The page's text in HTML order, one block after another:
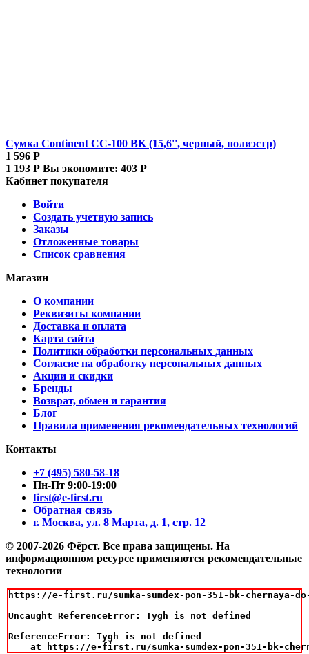
Сумка Continent CC-100 BK (15,6'', черный, полиэстр)
1 596 Р
1 193 Р Вы экономите: 403 Р
Кабинет покупателя
Войти
Создать учетную запись
Заказы
Отложенные товары
Список сравнения
Магазин
О компании
Реквизиты компании
Доставка и оплата
Карта сайта
Политики обработки персональных данных
Согласие на обработку персональных данных
Акции и скидки
Бренды
Возврат, обмен и гарантия
Блог
Правила применения рекомендательных технологий
Контакты
+7 (495) 580-58-18
Пн-Пт 9:00-19:00
first@e-first.ru
Обратная связь
г. Москва, ул. 8 Марта, д. 1, стр. 12
© 2007-2026 Фёрст. Все права защищены. На
информационном ресурсе применяются рекомендательные
технологии
https://e-first.ru/sumka-sumdex-pon-351-bk-chernaya-do-
Uncaught ReferenceError: Tygh is not defined
ReferenceError: Tygh is not defined
at https://e-first.ru/sumka-sumdex-pon-351-bk-